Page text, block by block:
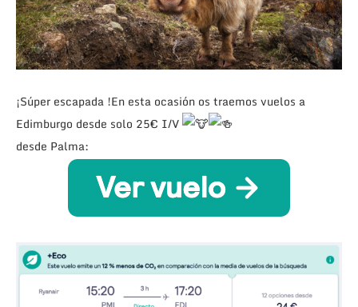
¡Súper escapada !En esta ocasión os traemos vuelos a
Edimburgo desde solo 25€ I/V
desde Palma: